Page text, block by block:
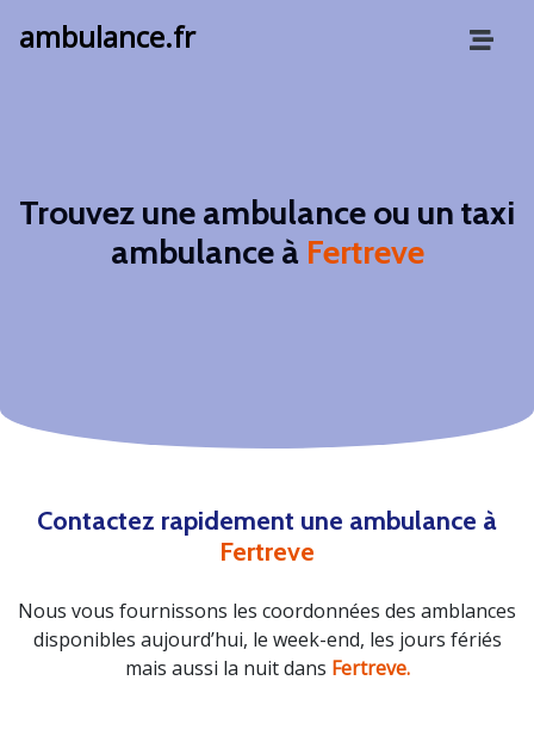
ambulance.fr
Trouvez une ambulance ou un taxi
ambulance à Fertreve
Contactez rapidement une ambulance à
Fertreve
Nous vous fournissons les coordonnées des amblances
disponibles aujourd’hui, le week-end, les jours fériés
mais aussi la nuit dans Fertreve.